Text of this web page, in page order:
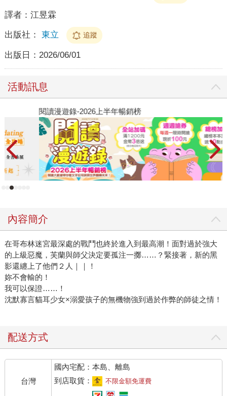
譯者： 江昱霖
出版社： 東立 追蹤
出版日： 2026/06/01
活動訊息
閱讀漫遊錄-2026上半年暢銷榜
內容簡介
在哥布林迷宮最深處的戰鬥也終於進入到最高潮！面對過於強大
的上級惡魔，芙蘭與師父決定要孤注一擲……？緊接著，新的黑
影還纏上了他們２人｜｜！
妳不會輸的！
我可以保證……！
沈默寡言貓耳少女×溺愛孩子的無機物強到過於作弊的師徒之情！
配送方式
台灣
國內宅配：本島、離島
到店取貨：
不限金額免運費